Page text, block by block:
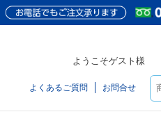
ようこそゲスト様
よくあるご質問 お問合せ